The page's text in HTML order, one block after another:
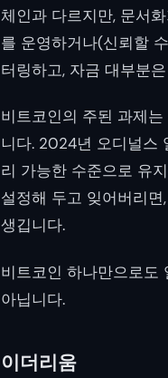
체인과 다르지만, 문서
를 운영하거나(신뢰할
터링하고, 자금 대부분
비트코인의 주된 과제
니다. 2024년 오디널스
리 가능한 수준으로 유
설정해 두고 잊어버리
생깁니다.
비트코인 하나만으로도
아닙니다.
이더리움